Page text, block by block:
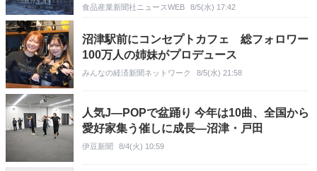
食品産業新聞社ニュースWEB 8/5(水) 17:42
沼津駅前にコンセプトカフェ 総フォロワー
100万人の姉妹がプロデュース
みんなの経済新聞ネットワーク 8/5(水) 21:58
人気J―POPで盆踊り 今年は10曲、全国から
愛好家集う催しに成長―沼津・戸田
伊豆新聞 8/4(火) 10:59